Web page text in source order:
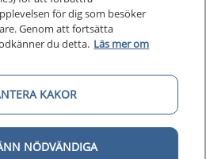
för dig som besöker
Genom att fortsätta
du detta. Läs mer om
KAKOR
NÖDVÄNDIGA